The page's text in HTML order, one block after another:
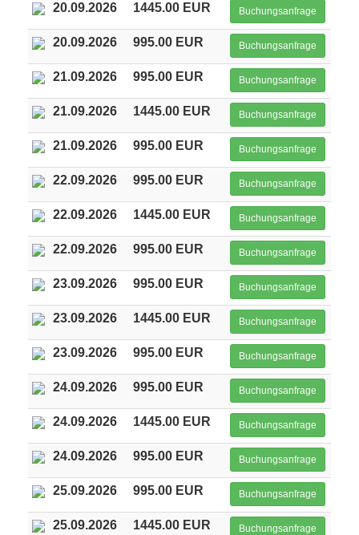
20.09.2026 1445.00 EUR Buchungsanfrage
20.09.2026 995.00 EUR Buchungsanfrage
21.09.2026 995.00 EUR Buchungsanfrage
21.09.2026 1445.00 EUR Buchungsanfrage
21.09.2026 995.00 EUR Buchungsanfrage
22.09.2026 995.00 EUR Buchungsanfrage
22.09.2026 1445.00 EUR Buchungsanfrage
22.09.2026 995.00 EUR Buchungsanfrage
23.09.2026 995.00 EUR Buchungsanfrage
23.09.2026 1445.00 EUR Buchungsanfrage
23.09.2026 995.00 EUR Buchungsanfrage
24.09.2026 995.00 EUR Buchungsanfrage
24.09.2026 1445.00 EUR Buchungsanfrage
24.09.2026 995.00 EUR Buchungsanfrage
25.09.2026 995.00 EUR Buchungsanfrage
25.09.2026 1445.00 EUR Buchungsanfrage